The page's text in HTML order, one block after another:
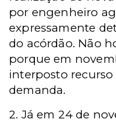
por engenheiro
expressamente
do acórdão. Não
porque em
interposto
demanda.
2. Já em 24 de